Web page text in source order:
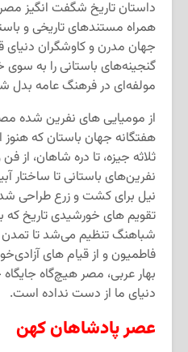
داستان تاریخ شگفت انگیز مصر
همراه مستندهای تاریخی و
جهان مدرن و کاوشگران دنیای
گنجینههای باستانی را به
مولفهای در فرهنگ عامه بدل
از مومیایی های نفرین شده
هفتگانه جهان باستان که هنوز
ثلاثه جیزه، تا دره شاهان،
نفرینهای باستانی تا ساختار
نیل برای کشت و زرع طراحی
تقویم های خورشیدی تاریخ که
شباهنگ تنظیم میشد تا
فاطمیون و از قیام های آزادی
بهار عربی، مصر هیچگاه
دنیای ما از دست نداده است.
عصر پادشاهان کهن